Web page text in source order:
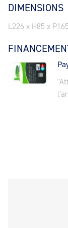
DIMENSIONS
L226 x H85 x P165